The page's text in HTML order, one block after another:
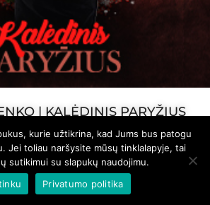
| KALĖDINIS PARYŽIUS
centras
kurie užtikrina, kad Jums bus patogu
Jei toliau naršysite mūsų tinklalapyje, tai
sutikimui su slapukų naudojimu.
Privatumo politika